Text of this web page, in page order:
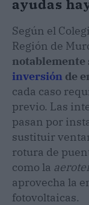
ayudas
Según el
Región de
notablemente
inversión de
cada caso
previo. Las
pasan por
sustituir
rotura de
como la
aprovecha la
fotovoltaicas.